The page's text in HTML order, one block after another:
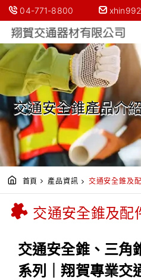
04-771-8800
交通安全錐產品介
首頁 產品資訊 交通安全錐及
交通安全錐及配
交通安全錐、三角
系列｜翔賀專業交